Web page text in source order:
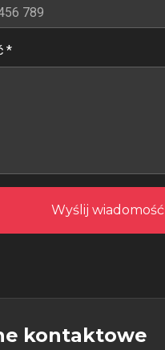
*
Wyślij wiadomość
kontaktowe